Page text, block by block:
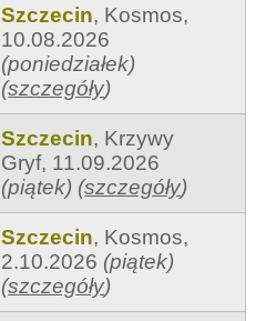
Szczecin, Kosmos,
10.08.2026
(poniedziałek)
(szczegóły)
Szczecin, Krzywy
Gryf, 11.09.2026
(piątek) (szczegóły)
Szczecin, Kosmos,
2.10.2026 (piątek)
(szczegóły)